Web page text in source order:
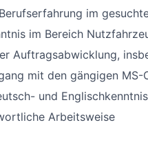
im
im Bereich
Auftragsabwicklung,
mit den gängigen
und
Arbeitsweise